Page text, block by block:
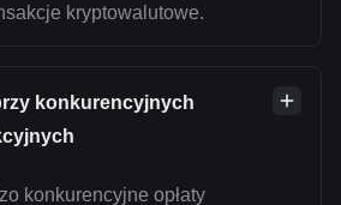
kryptowalutowe.
konkurencyjnych
konkurencyjne opłaty